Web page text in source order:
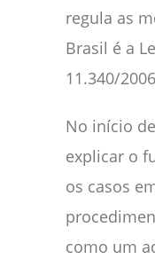
regula as
Brasil é a
11.340/
No início
explicar o
os casos
como um